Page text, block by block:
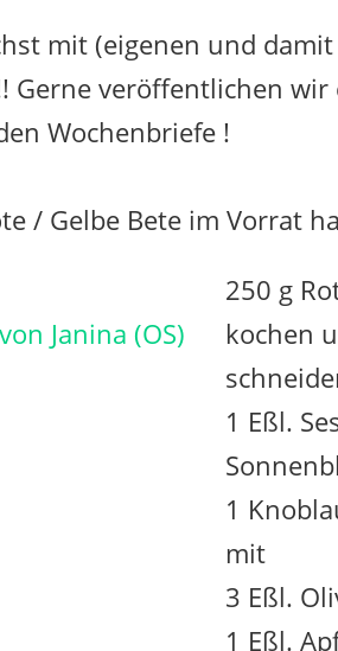
mit (eigenen und
Gerne veröffentlichen
Wochenbriefe !
/ Gelbe Bete im Vorrat
Janina (OS)
250 g
kochen
1 Eßl.
1
mit
3 Eßl.
1 Eßl.